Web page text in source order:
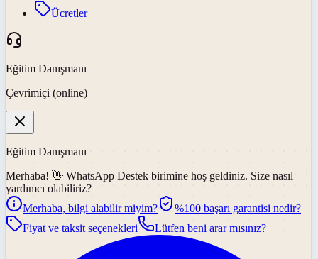
Ücretler
Eğitim Danışmanı
Çevrimiçi (online)
Eğitim Danışmanı
Merhaba! 👋 WhatsApp Destek birimine hoş geldiniz. Size nasıl
yardımcı olabiliriz?
Merhaba, bilgi alabilir miyim?
%100 başarı garantisi nedir?
Fiyat ve taksit seçenekleri
Lütfen beni arar mısınız?